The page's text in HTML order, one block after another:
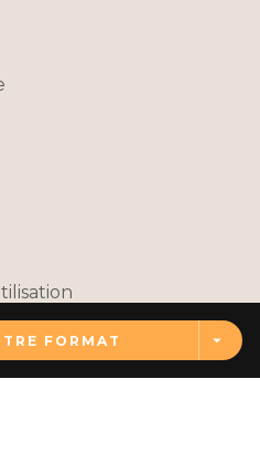
FORMAT arrow_drop_down